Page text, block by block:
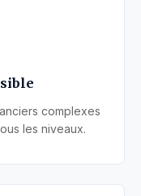
complexes
les niveaux.